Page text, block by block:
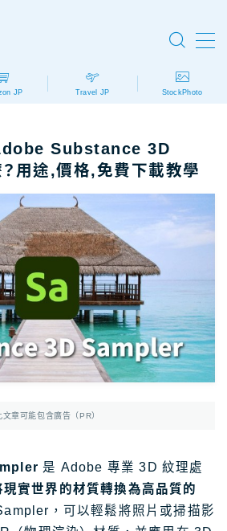
優惠
惠？
版
教學
JP Travel JP StockPhoto
Adobe Substance 3D
用途,價格,免費下載教學
文章可能包含廣告（PR）
是 Adobe 專業 3D 紋理處
現實世界的材質轉換為高品質的
，可以輕鬆將照片或掃描影